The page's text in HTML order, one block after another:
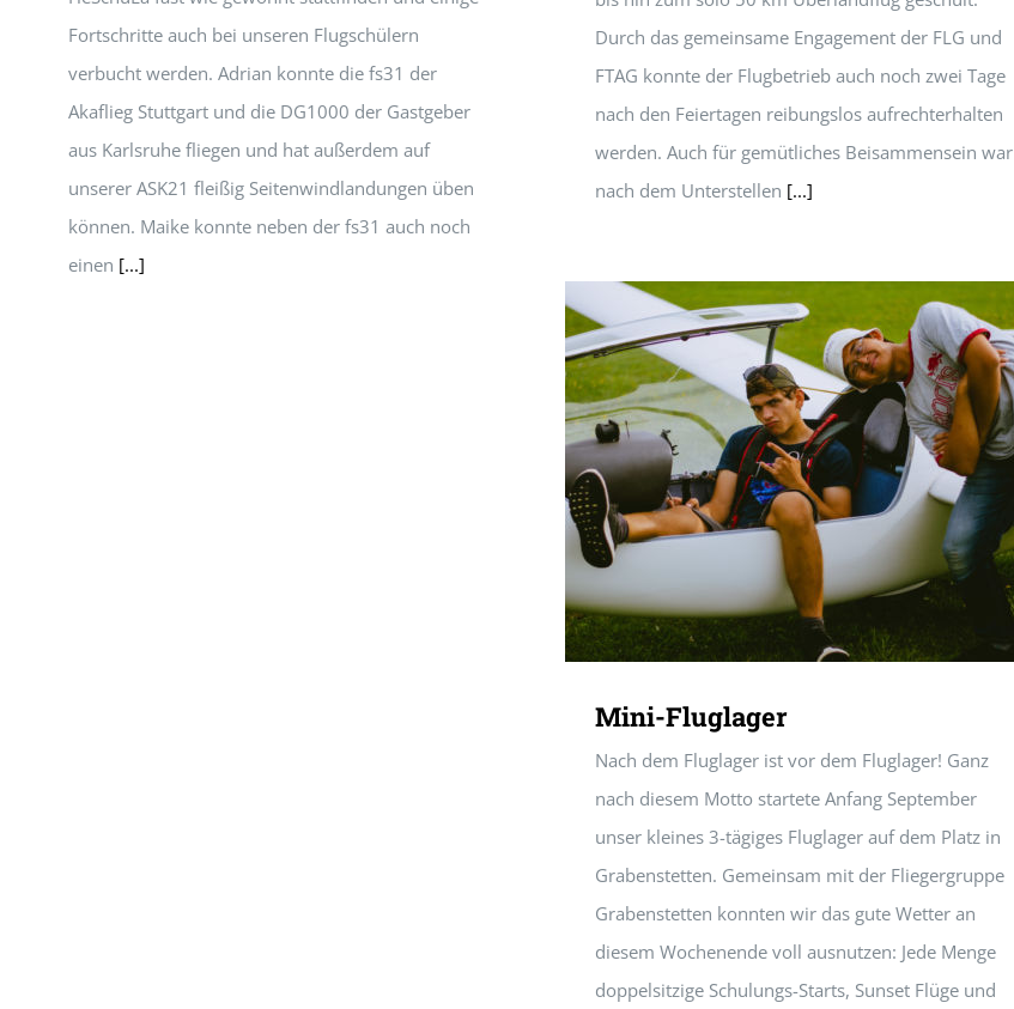
Durch das gemeinsame Engagement der FLG und
FTAG konnte der Flugbetrieb auch noch zwei Tage
nach den Feiertagen reibungslos aufrechterhalten
werden. Auch für gemütliches Beisammensein war
nach dem Unterstellen [...]
Fortschritte auch bei unseren Flugschülern
verbucht werden. Adrian konnte die fs31 der
Akaflieg Stuttgart und die DG1000 der Gastgeber
aus Karlsruhe fliegen und hat außerdem auf
unserer ASK21 fleißig Seitenwindlandungen üben
können. Maike konnte neben der fs31 auch noch
einen [...]
Mini-Fluglager
Nach dem Fluglager ist vor dem Fluglager! Ganz
nach diesem Motto startete Anfang September
unser kleines 3-tägiges Fluglager auf dem Platz in
Grabenstetten. Gemeinsam mit der Fliegergruppe
Grabenstetten konnten wir das gute Wetter an
diesem Wochenende voll ausnutzen: Jede Menge
doppelsitzige Schulungs-Starts, Sunset Flüge und